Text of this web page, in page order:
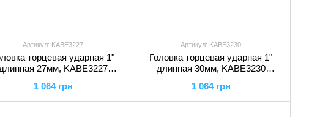
Артикул: KABE3227
торцевая ударная 1"
длинная 27мм, KABE3227
1 064 грн
Артикул: KABE3230
Головка торцевая ударная 1"
длинная 30мм, KABE3230
1 064 грн